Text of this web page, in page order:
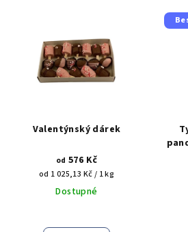
Valentýnský dárek
od 576 Kč
Měrná
cena:
od 1 025,13 Kč / 1 kg
Dostupné